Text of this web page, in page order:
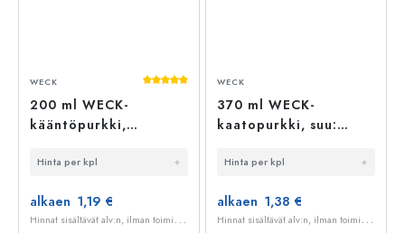
Keskimääräinen arvosana 5 5 tähdestä
WECK
200 ml WECK-
kääntöpurkki,
pyöreä reuna
Hinta per kpl
alkaen 1,19 €
H
innat sisältävät alv:n, ilman toimituskuluja
WECK
370 ml WECK-
kaatopurkki, suu:
Hinta per kpl
alkaen 1,38 €
H
innat sisältävät alv:n, ilman toimituskuluja